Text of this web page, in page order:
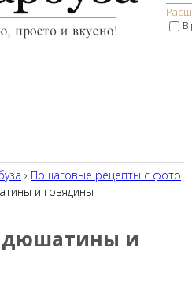
В
› Пошаговые рецепты с фото
и говядины
и